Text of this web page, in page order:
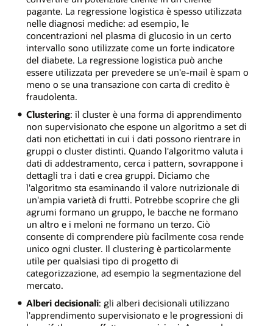
pagante. La regressione logistica è spesso utilizzata
nelle diagnosi mediche: ad esempio, le
concentrazioni nel plasma di glucosio in un certo
intervallo sono utilizzate come un forte indicatore
del diabete. La regressione logistica può anche
essere utilizzata per prevedere se un'e-mail è spam o
meno o se una transazione con carta di credito è
fraudolenta.
Clustering: il cluster è una forma di apprendimento
non supervisionato che espone un algoritmo a set di
dati non etichettati in cui i dati possono rientrare in
gruppi o cluster distinti. Quando l'algoritmo valuta i
dati di addestramento, cerca i pattern, sovrappone i
dettagli tra i dati e crea gruppi. Diciamo che
l'algoritmo sta esaminando il valore nutrizionale di
un'ampia varietà di frutti. Potrebbe scoprire che gli
agrumi formano un gruppo, le bacche ne formano
un altro e i meloni ne formano un terzo. Ciò
consente di comprendere più facilmente cosa rende
unico ogni cluster. Il clustering è particolarmente
utile per qualsiasi tipo di progetto di
categorizzazione, ad esempio la segmentazione del
mercato.
Alberi decisionali: gli alberi decisionali utilizzano
l'apprendimento supervisionato e le progressioni di